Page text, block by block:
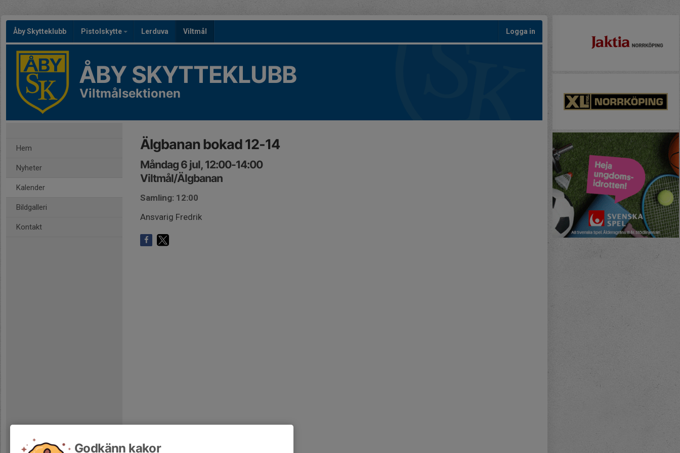
Åby Skytteklubb Pistolskytte Lerduva Viltmål Logga in
ÅBY SKYTTEKLUBB
Viltmålsektionen
Hem
Nyheter
Kalender
Bildgalleri
Kontakt
Älgbanan bokad 12-14
Måndag 6 jul, 12:00-14:00
Viltmål/Älgbanan
Samling: 12:00
Ansvarig Fredrik
Godkänn kakor